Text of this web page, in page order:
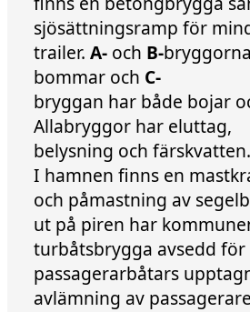
sjösättningsramp för
trailer. A-och B-
bommar och C-
bryggan har både bojar
Allabryggor har eluttag,
belysning och färskvatten.
I hamnen finns en
och påmastning av
ut på piren har
turbåtsbrygga avsedd för
passagerarbåtars
avlämning av